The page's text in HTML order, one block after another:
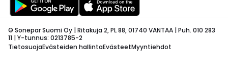
© Sonepar Suomi Oy | Ritakuja 2, PL 88, 01740 VANTAA | Puh. 010 283
11 | Y-tunnus: 0213785-2
TietosuojaEvästeiden hallintaEvästeetMyyntiehdot